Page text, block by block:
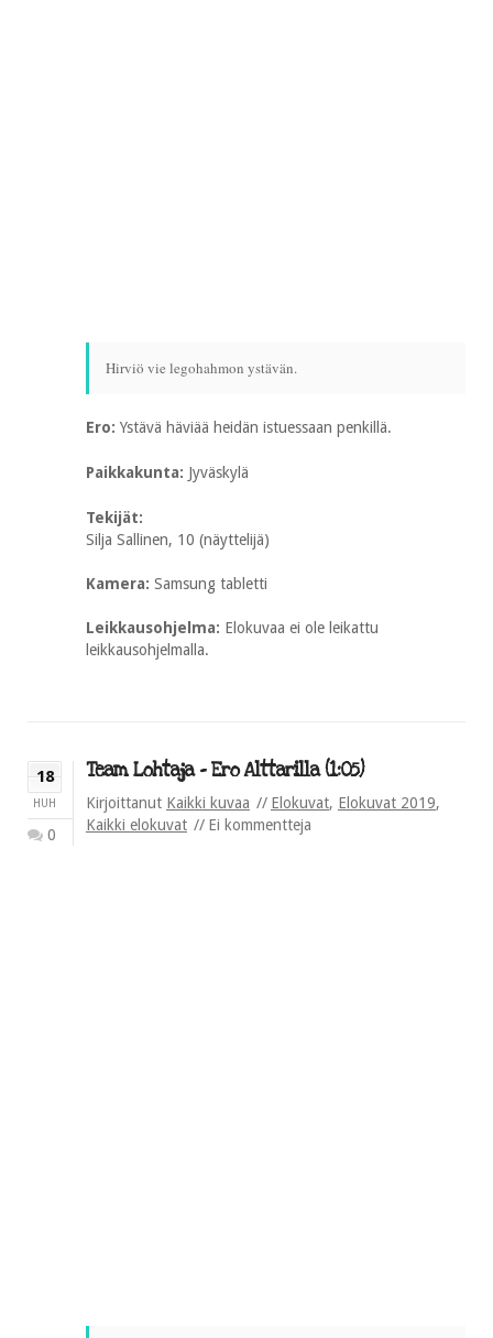
Hirviö vie legohahmon ystävän.
Ero: Ystävä häviää heidän istuessaan penkillä.
Paikkakunta: Jyväskylä
Tekijät:
Silja Sallinen, 10 (näyttelijä)
Kamera: Samsung tabletti
Leikkausohjelma: Elokuvaa ei ole leikattu
leikkausohjelmalla.
18
HUH
0
Team Lohtaja – Ero Alttarilla (1:05)
Kirjoittanut Kaikki kuvaa Elokuvat, Elokuvat 2019,
Kaikki elokuvat
Ei kommentteja